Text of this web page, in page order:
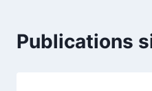
Publications